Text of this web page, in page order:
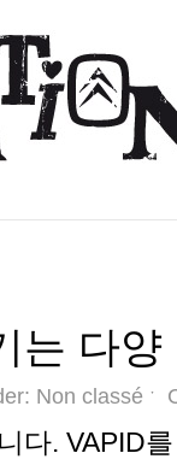
는 다양
Non classé ˑ
다. VAPID